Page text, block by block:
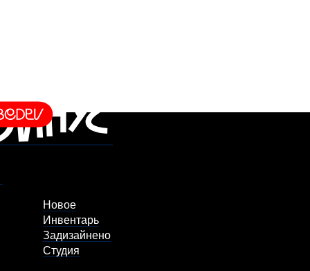
Новое
Инвентарь
Задизайнено
Студия